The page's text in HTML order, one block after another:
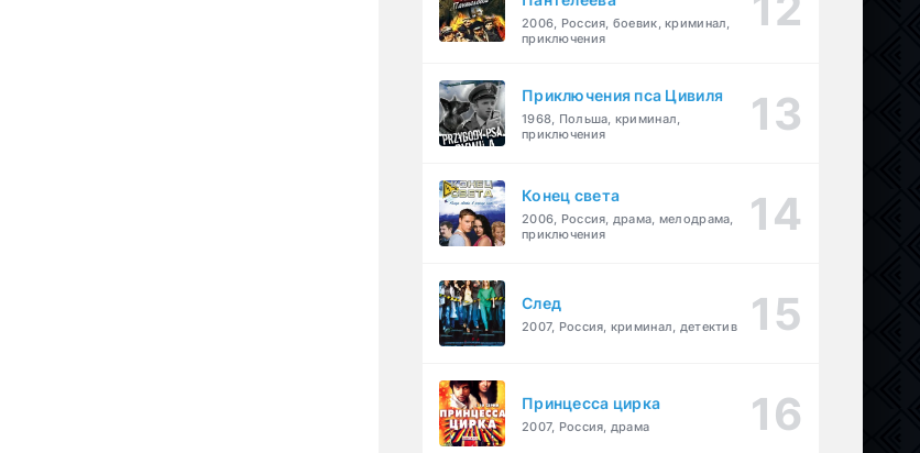
2006, Россия, боевик, криминал,
приключения
Приключения пса Цивиля
1968, Польша, криминал,
приключения
Конец света
2006, Россия, драма, мелодрама,
приключения
След
2007, Россия, криминал, детектив
Принцесса цирка
2007, Россия, драма